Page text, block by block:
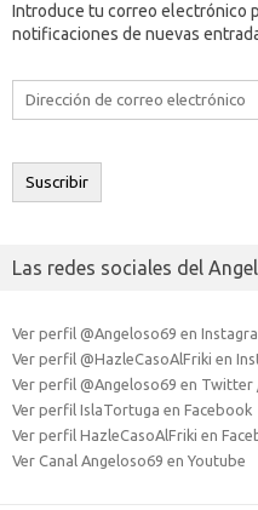
Introduce tu correo electrónico
notificaciones de nuevas
Dirección
electrónico
Suscribir
Las redes sociales del
Ver perfil @Angeloso69 en
Ver perfil @HazleCasoAlFriki en
Ver perfil @Angeloso69 en Twitter
Ver perfil IslaTortuga en Facebook
Ver perfil HazleCasoAlFriki en
Ver Canal Angeloso69 en Youtube